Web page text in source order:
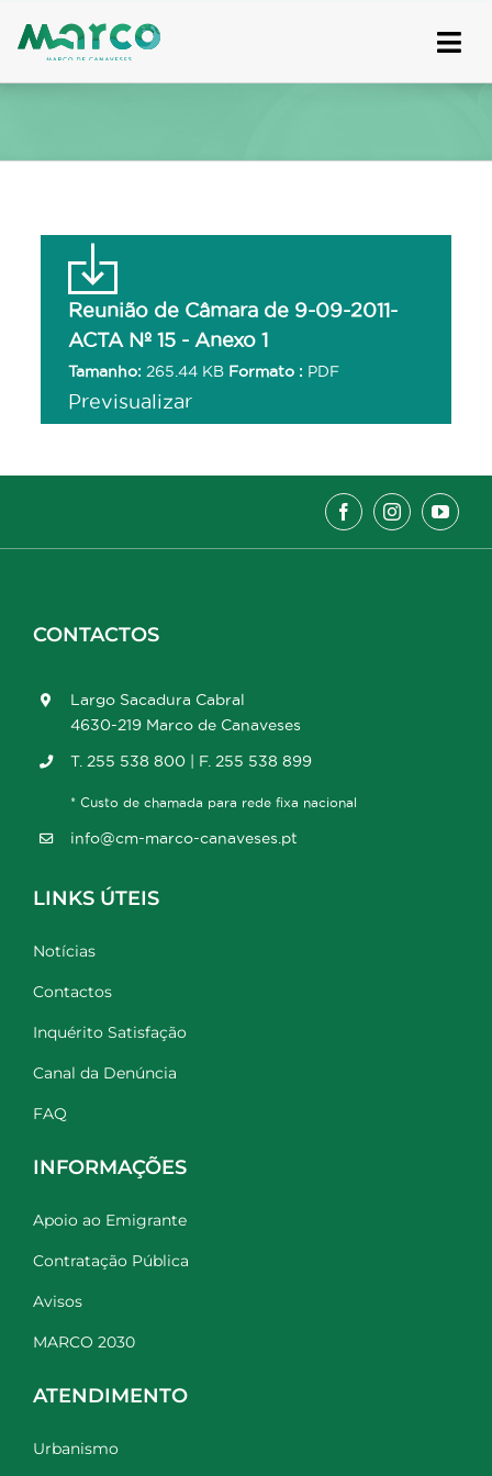
to
Reunião de Câmara de 9-09-2011-
ACTA Nº 15 - Anexo 1
Tamanho: 265.44 KB Formato : PDF
Previsualizar
CONTACTOS
Largo Sacadura Cabral
4630-219 Marco de Canaveses
T. 255 538 800 | F. 255 538 899
* Custo de chamada para rede fixa nacional
info@cm-marco-canaveses.pt
LINKS ÚTEIS
Notícias
Contactos
Inquérito Satisfação
Canal da Denúncia
FAQ
INFORMAÇÕES
Apoio ao Emigrante
Contratação Pública
Avisos
MARCO 2030
ATENDIMENTO
Urbanismo